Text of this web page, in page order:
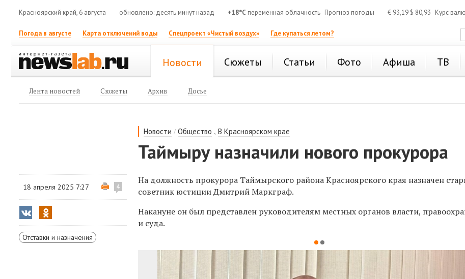
Красноярский край, 6 августа обновлено: десять минут назад +18°C переменная облачность Прогноз погоды € 93,19 $ 80,93 Курс
Погода в августе Карта отключений воды Спецпроект «Чистый воздух» Где купаться летом?
Новости Сюжеты Статьи Фото Афиша ТВ
Лента новостей Сюжеты Архив Досье
Новости /Общество ,В Красноярском крае
Таймыру назначили нового прокурора
18 апреля 2025 7:27 4
Отставки и назначения
На должность прокурора Таймырского района Красноярского края назначен
советник юстиции Дмитрий Маркграф.
Накануне он был представлен руководителям местных органов власти,
и суда.